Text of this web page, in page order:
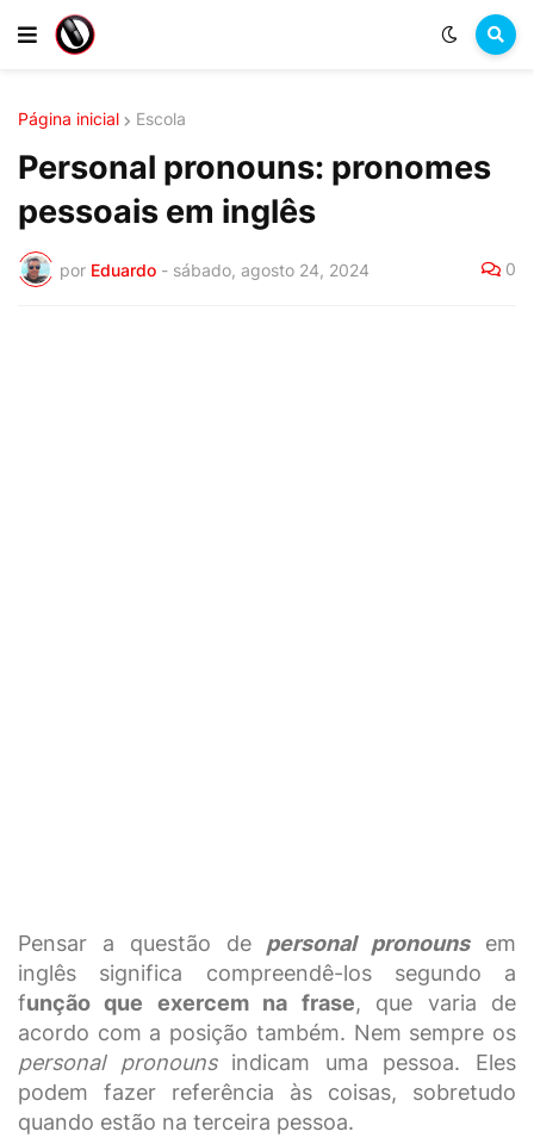
Página inicial Escola
Personal pronouns: pronomes
pessoais em inglês
por Eduardo - sábado, agosto 24, 2024 0
Pensar a questão de personal pronouns
em
inglês significa compreendê-los segundo a
função que exercem na frase, que varia de
acordo com a posição também. Nem sempre os
personal pronouns indicam uma pessoa. Eles
podem fazer referência às coisas, sobretudo
quando estão na terceira pessoa.